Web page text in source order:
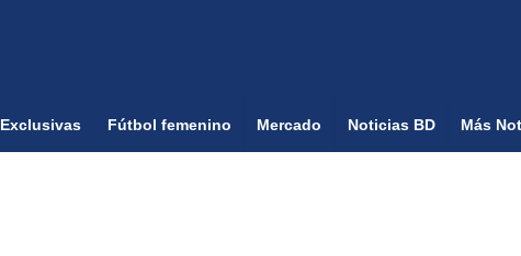
Exclusivas Fútbol femenino Mercado Noticias BD Más